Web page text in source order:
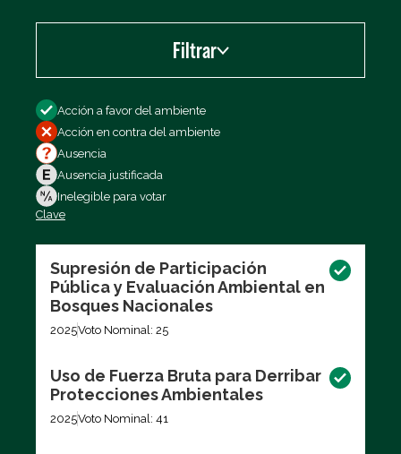
Filtrar
Filtrar por
Acción a favor del ambiente
Acción en contra del ambiente
Ausencia
Ausencia justificada
Inelegible para votar
Clave
Supresión de Participación
Pública y Evaluación Ambiental en
Bosques Nacionales
2025Voto Nominal: 25
Uso de Fuerza Bruta para Derribar
Protecciones Ambientales
2025Voto Nominal: 41